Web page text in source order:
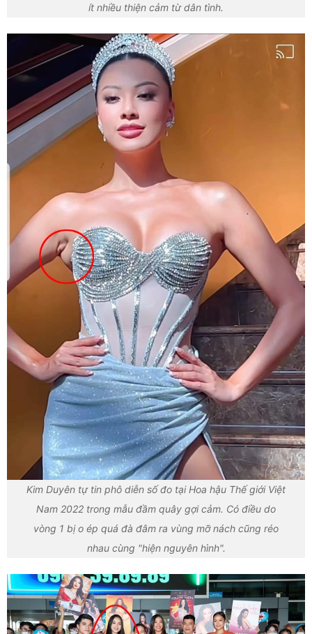
ít nhiều thiện cảm từ dân tình.
Kim Duyên tự tin phô diễn số đo tại Hoa hậu Thế giới Việt
Nam 2022 trong mẫu đầm quây gợi cảm. Có điều do
vòng 1 bị o ép quá đà đâm ra vùng mỡ nách cũng réo
nhau cùng "hiện nguyên hình".